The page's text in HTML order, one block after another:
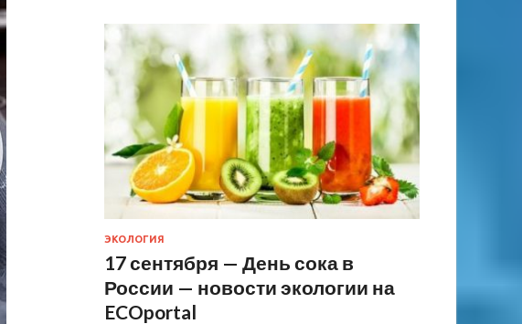
ЭКОЛОГИЯ
17 сентября — День сока в
России — новости экологии на
ECOportal